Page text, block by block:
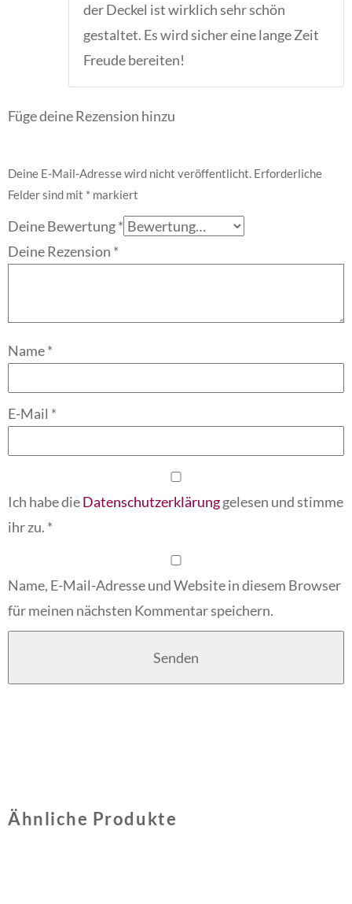
der Deckel ist wirklich sehr schön
gestaltet. Es wird sicher eine lange Zeit
Freude bereiten!
Füge deine Rezension hinzu
Deine E-Mail-Adresse wird nicht veröffentlicht. Erforderliche
Felder sind mit * markiert
Deine Bewertung*
Deine Rezension *
Name*
E-Mail *
Ich habe dieDatenschutzerklärunggelesen und stimme
ihr zu. *
Name, E-Mail-Adresse und Website in diesem Browser
für meinen nächsten Kommentar speichern.
Ähnliche Produkte